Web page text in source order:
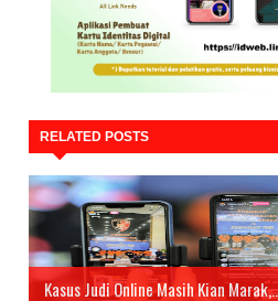
RELATED POSTS
Kasus Judi Online Masih Kian